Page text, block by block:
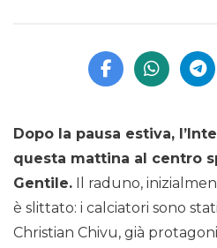
Dopo la pausa estiva,
questa mattina al centro
Gentile. Il raduno,
è slittato: i calciatori sono
Christian Chivu, già